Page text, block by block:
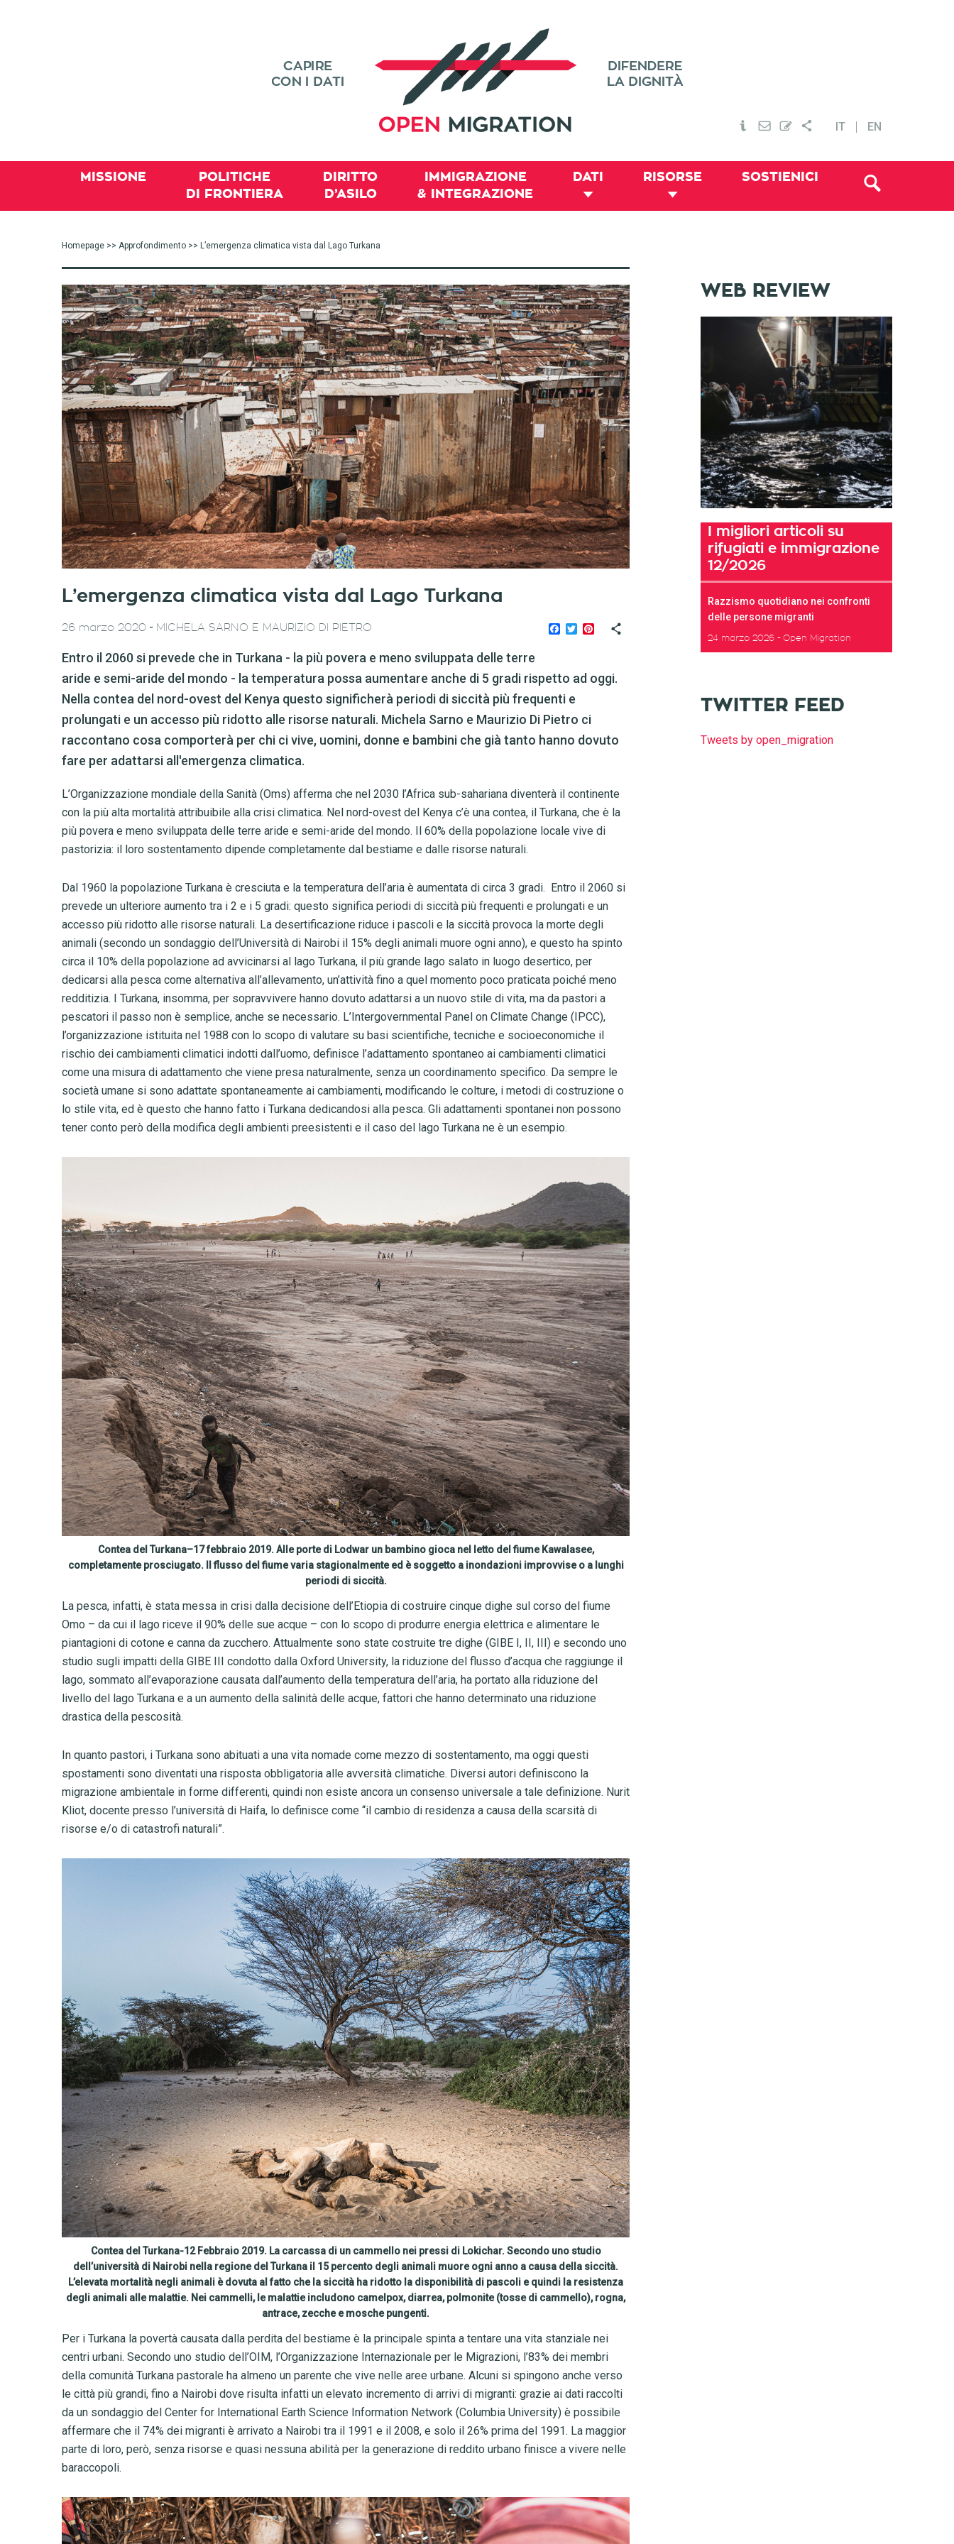
IT EN
MISSIONE
POLITICHE
DI FRONTIERA
DIRITTO
D’ASILO
IMMIGRAZIONE
& INTEGRAZIONE
DATI RISORSE SOSTIENICI
Homepage >> Approfondimento >> L’emergenza climatica vista dal Lago Turkana
L’emergenza climatica vista dal Lago Turkana
Facebook
TwitterPinterest
26 marzo 2020 - MICHELA SARNO E MAURIZIO DI PIETRO
Entro il 2060 si prevede che in Turkana - la più povera e meno sviluppata delle terre
aride e semi-aride del mondo - la temperatura possa aumentare anche di 5 gradi rispetto ad oggi.
Nella contea del nord-ovest del Kenya questo significherà periodi di siccità più frequenti e
prolungati e un accesso più ridotto alle risorse naturali. Michela Sarno e Maurizio Di Pietro ci
raccontano cosa comporterà per chi ci vive, uomini, donne e bambini che già tanto hanno dovuto
fare per adattarsi all'emergenza climatica.
L’Organizzazione mondiale della Sanità (Oms) afferma che nel 2030 l’Africa sub-sahariana diventerà il continente
con la più alta mortalità attribuibile alla crisi climatica. Nel nord-ovest del Kenya c’è una contea, il Turkana, che è la
più povera e meno sviluppata delle terre aride e semi-aride del mondo. Il 60% della popolazione locale vive di
pastorizia: il loro sostentamento dipende completamente dal bestiame e dalle risorse naturali.
Dal 1960 la popolazione Turkana è cresciuta e la temperatura dell’aria è aumentata di circa 3 gradi. Entro il 2060 si
prevede un ulteriore aumento tra i 2 e i 5 gradi: questo significa periodi di siccità più frequenti e prolungati e un
accesso più ridotto alle risorse naturali. La desertificazione riduce i pascoli e la siccità provoca la morte degli
animali (secondo un sondaggio dell’Università di Nairobi il 15% degli animali muore ogni anno), e questo ha spinto
circa il 10% della popolazione ad avvicinarsi al lago Turkana, il più grande lago salato in luogo desertico, per
dedicarsi alla pesca come alternativa all’allevamento, un’attività fino a quel momento poco praticata poiché meno
redditizia. I Turkana, insomma, per sopravvivere hanno dovuto adattarsi a un nuovo stile di vita, ma da pastori a
pescatori il passo non è semplice, anche se necessario. L’Intergovernmental Panel on Climate Change (IPCC),
l’organizzazione istituita nel 1988 con lo scopo di valutare su basi scientifiche, tecniche e socioeconomiche il
rischio dei cambiamenti climatici indotti dall’uomo, definisce l’adattamento spontaneo ai cambiamenti climatici
come una misura di adattamento che viene presa naturalmente, senza un coordinamento specifico. Da sempre le
società umane si sono adattate spontaneamente ai cambiamenti, modificando le colture, i metodi di costruzione o
lo stile vita, ed è questo che hanno fatto i Turkana dedicandosi alla pesca. Gli adattamenti spontanei non possono
tener conto però della modifica degli ambienti preesistenti e il caso del lago Turkana ne è un esempio.
Contea del Turkana–17 febbraio 2019. Alle porte di Lodwar un bambino gioca nel letto del fiume Kawalasee,
completamente prosciugato. Il flusso del fiume varia stagionalmente ed è soggetto a inondazioni improvvise o a lunghi
periodi di siccità.
La pesca, infatti, è stata messa in crisi dalla decisione dell’Etiopia di costruire cinque dighe sul corso del fiume
Omo – da cui il lago riceve il 90% delle sue acque – con lo scopo di produrre energia elettrica e alimentare le
piantagioni di cotone e canna da zucchero. Attualmente sono state costruite tre dighe (GIBE I, II, III) e secondo uno
studio sugli impatti della GIBE III condotto dalla Oxford University, la riduzione del flusso d’acqua che raggiunge il
lago, sommato all’evaporazione causata dall’aumento della temperatura dell’aria, ha portato alla riduzione del
livello del lago Turkana e a un aumento della salinità delle acque, fattori che hanno determinato una riduzione
drastica della pescosità.
In quanto pastori, i Turkana sono abituati a una vita nomade come mezzo di sostentamento, ma oggi questi
spostamenti sono diventati una risposta obbligatoria alle avversità climatiche. Diversi autori definiscono la
migrazione ambientale in forme differenti, quindi non esiste ancora un consenso universale a tale definizione. Nurit
Kliot, docente presso l’università di Haifa, lo definisce come “il cambio di residenza a causa della scarsità di
risorse e/o di catastrofi naturali”.
Contea del Turkana-12 Febbraio 2019. La carcassa di un cammello nei pressi di Lokichar. Secondo uno studio
dell’università di Nairobi nella regione del Turkana il 15 percento degli animali muore ogni anno a causa della siccità.
L’elevata mortalità negli animali è dovuta al fatto che la siccità ha ridotto la disponibilità di pascoli e quindi la resistenza
degli animali alle malattie. Nei cammelli, le malattie includono camelpox, diarrea, polmonite (tosse di cammello), rogna,
antrace, zecche e mosche pungenti.
Per i Turkana la povertà causata dalla perdita del bestiame è la principale spinta a tentare una vita stanziale nei
centri urbani. Secondo uno studio dell’OIM, l’Organizzazione Internazionale per le Migrazioni, l’83% dei membri
della comunità Turkana pastorale ha almeno un parente che vive nelle aree urbane. Alcuni si spingono anche verso
le città più grandi, fino a Nairobi dove risulta infatti un elevato incremento di arrivi di migranti: grazie ai dati raccolti
da un sondaggio del Center for International Earth Science Information Network (Columbia University) è possibile
affermare che il 74% dei migranti è arrivato a Nairobi tra il 1991 e il 2008, e solo il 26% prima del 1991. La maggior
parte di loro, però, senza risorse e quasi nessuna abilità per la generazione di reddito urbano finisce a vivere nelle
baraccopoli.
WEB REVIEW
I migliori articoli su
rifugiati e immigrazione
12/2026
Razzismo quotidiano nei confronti
delle persone migranti
24 marzo 2026 Open Migration
TWITTER FEED
Tweets by open_migration